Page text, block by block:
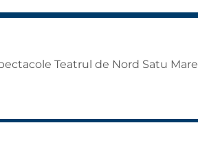
Teatrul de Nord Satu Mare